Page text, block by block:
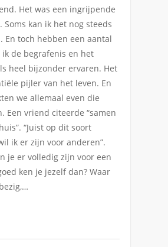
Het was een ingrijpende
Soms kan ik het nog steeds
En toch hebben een aantal
de begrafenis en het
heel bijzonder ervaren. Het
pijler van het leven. En
we allemaal even die
Een vriend citeerde “samen
“Juist op dit soort
ik er zijn voor anderen”.
je er volledig zijn voor een
ken je jezelf dan? Waar